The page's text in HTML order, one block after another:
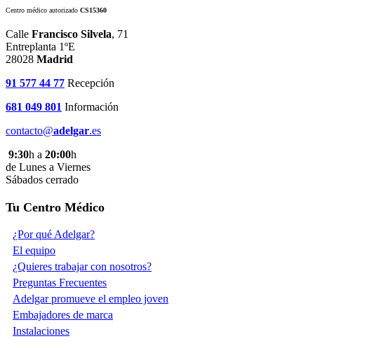
Centro médico autorizado CS15360
Calle Francisco Silvela, 71
Entreplanta 1ºE
28028 Madrid
91 577 44 77 Recepción
681 049 801 Información
contacto@adelgar.es
9:30h a 20:00h
de Lunes a Viernes
Sábados cerrado
Tu Centro Médico
¿Por qué Adelgar?
El equipo
¿Quieres trabajar con nosotros?
Preguntas Frecuentes
Adelgar promueve el empleo joven
Embajadores de marca
Instalaciones